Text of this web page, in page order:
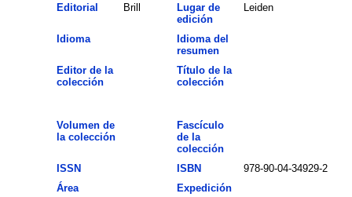
Editorial
Brill
Lugar de
edición
Leiden
Idioma
Idioma del
resumen
Editor de la
colección
Título de la
colección
Volumen de
la colección
Fascículo
de la
colección
ISSN
ISBN
978-90-04-34929-2
Área
Expedición